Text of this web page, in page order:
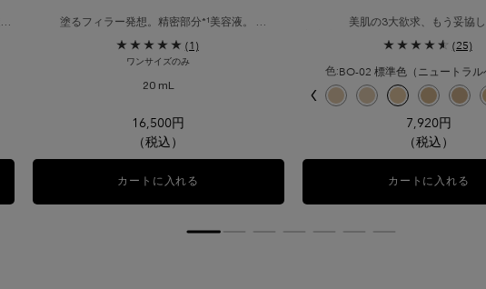
イラック のカラー タンイドル ウルトラ ウェア ハロー ブラー セッティング パウダー、1/1
ルトラ ウェア ハロー ブラー セッティング パウダー
塗るフィラー発想。精密部分*¹美容液。​
(1)
ワンサイズのみ
20 mL
16,500円
（税込）
カートに入れる ジェニフィック ターゲティング ショット​
美肌の3大欲求、もう妥協
ン
(25)
色:
色を選択してください {1} の場合
B-02 イエローベースの少し明るいシェード のカラー タンイドル ウルトラ
PO-01 ピンクオークルの明るいシェード のカラー タンイドル ウル
O-03 イエローとオークルのバランスが取れた健康的な明る
商品バリエーションは在庫切れです, PO-02 ピンクオ
P-01 ピンクベースの少し明るいシェード のカ
選択済み
P-00 ピンクベースの明るいシェード のカ
選択済み
BO-01 ニュートラルベースの明る
選択済み
B-01 イエローベースの明る
選択済み
O-01 イエローとオー
選択済み
BO-02 標準色（
選択済み
O-02 イ選択
7,920円
（税込）
カートに入れる